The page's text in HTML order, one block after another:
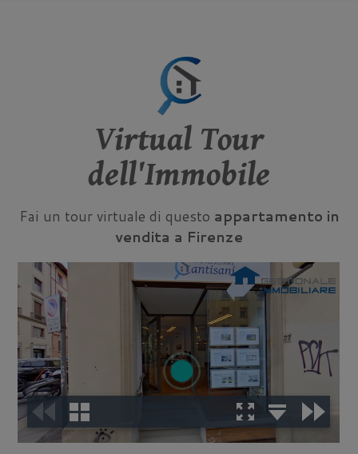
Virtual Tour
dell'Immobile
Fai un tour virtuale di questo appartamento in
vendita a Firenze